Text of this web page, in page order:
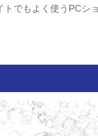
トでもよく使うPCシ